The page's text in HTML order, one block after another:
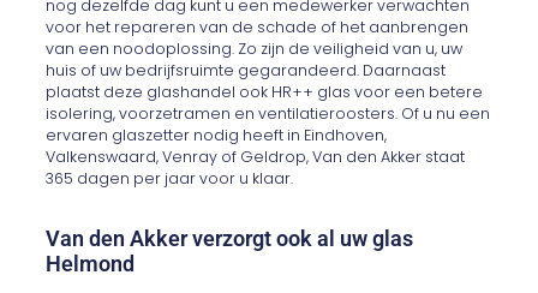
nog dezelfde dag kunt u een medewerker verwachten
voor het repareren van de schade of het aanbrengen
van een noodoplossing. Zo zijn de veiligheid van u, uw
huis of uw bedrijfsruimte gegarandeerd. Daarnaast
plaatst deze glashandel ook HR++ glas voor een betere
isolering, voorzetramen en ventilatieroosters. Of u nu een
ervaren glaszetter nodig heeft in Eindhoven,
Valkenswaard, Venray of Geldrop, Van den Akker staat
365 dagen per jaar voor u klaar.
Van den Akker verzorgt ook al uw glas
Helmond